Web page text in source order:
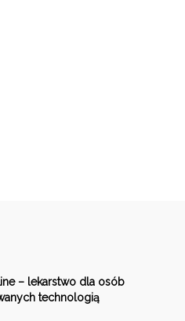
– lekarstwo dla osób
technologią